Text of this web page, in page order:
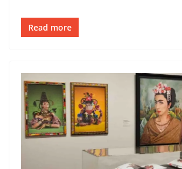
Read more